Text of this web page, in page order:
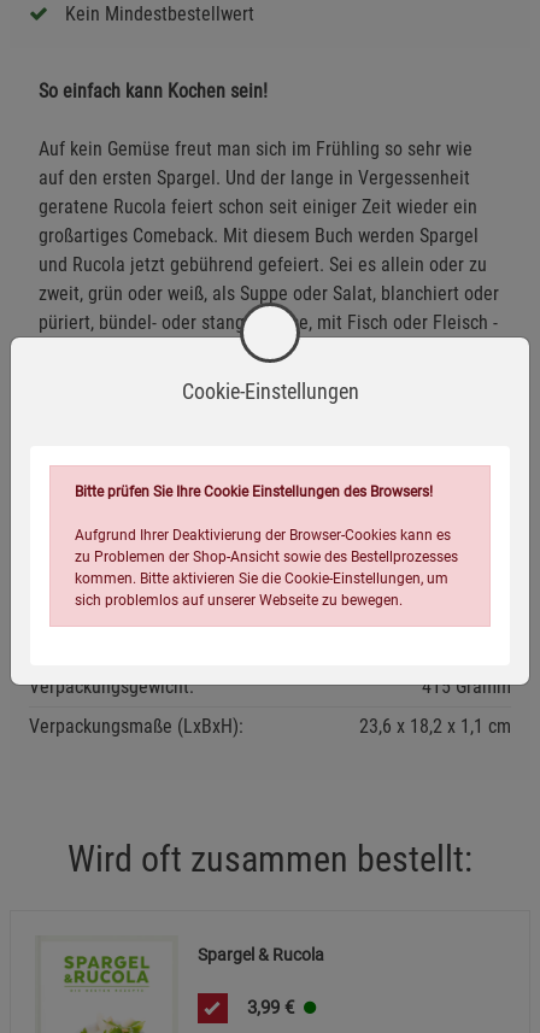
Kein Mindestbestellwert
So einfach kann Kochen sein!
Auf kein Gemüse freut man sich im Frühling so sehr wie
auf den ersten Spargel. Und der lange in Vergessenheit
geratene Rucola feiert schon seit einiger Zeit wieder ein
großartiges Comeback. Mit diesem Buch werden Spargel
und Rucola jetzt gebührend gefeiert. Sei es allein oder zu
zweit, grün oder weiß, als Suppe oder Salat, blanchiert oder
püriert, bündel- oder stangenweise, mit Fisch oder Fleisch -
Spargel und Rucola lassen keine Wünsche offen. Über 70
raffinierte Rezepte versprechen köstlichen Genuss!
Eigenschaften
Verlag / Herausgeber:
Verpackungsgewicht:
415 Gramm
Verpackungsmaße (LxBxH):
23,6 18,2 1,1 cm
Wird oft zusammen bestellt:
Spargel & Rucola
3,99 €
Cookie-Einstellungen
Bitte prüfen Sie Ihre Cookie Einstellungen des Browsers!
Aufgrund Ihrer Deaktivierung der Browser-Cookies kann es
zu Problemen der Shop-Ansicht sowie des Bestellprozesses
kommen. Bitte aktivieren Sie die Cookie-Einstellungen, um
sich problemlos auf unserer Webseite zu bewegen.
Notwendige Cookies (5)
Beschreibung Notwendige Cookies